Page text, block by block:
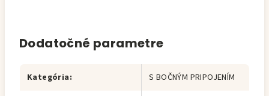
Dodatočné parametre
Kategória: S BOČNÝM PRIPOJENÍM